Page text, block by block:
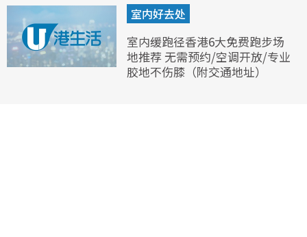
室内好去处
室内缓跑径香港6大免费跑步场
地推荐 无需预约/空调开放/专业
胶地不伤膝（附交通地址）